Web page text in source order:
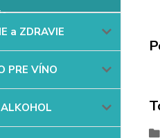
a ZDRAVIE
PRE VÍNO